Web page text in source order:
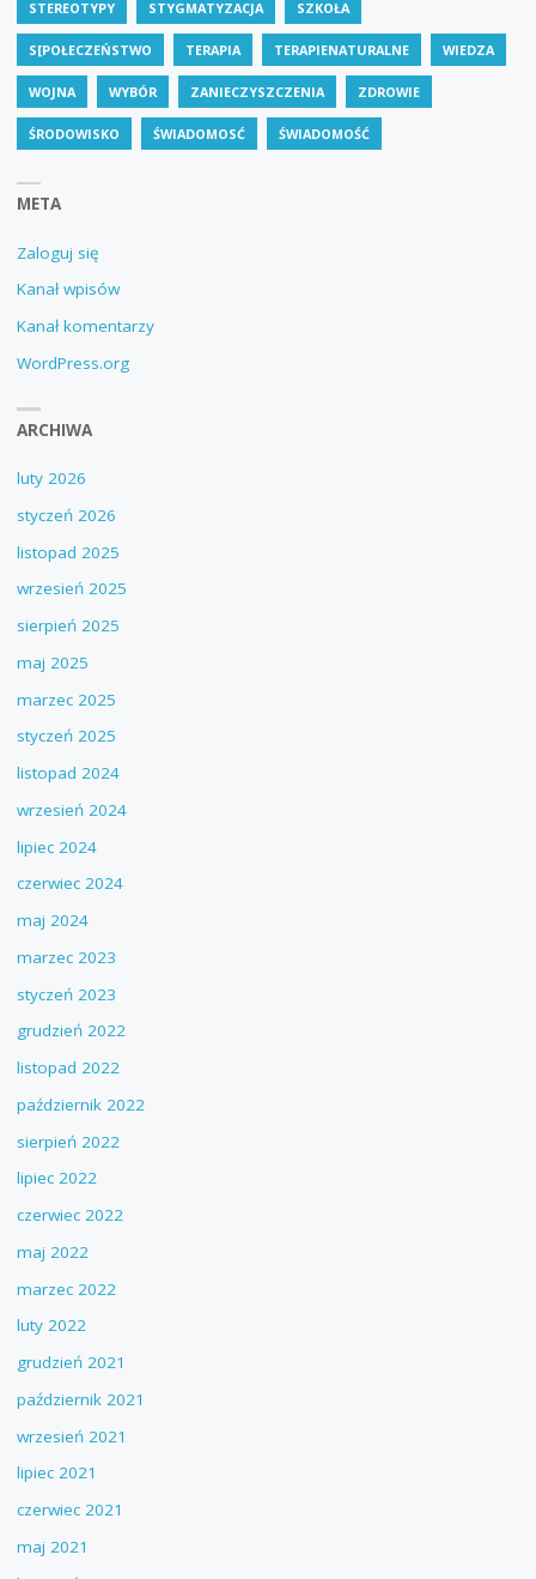
STEREOTYPY STYGMATYZACJA SZKOŁA
S[POŁECZEŃSTWO TERAPIA TERAPIENATURALNE WIEDZA
WOJNA WYBÓR ZANIECZYSZCZENIA ZDROWIE
ŚRODOWISKO ŚWIADOMOSĆ ŚWIADOMOŚĆ
META
Zaloguj się
Kanał wpisów
Kanał komentarzy
WordPress.org
ARCHIWA
luty 2026
styczeń 2026
listopad 2025
wrzesień 2025
sierpień 2025
maj 2025
marzec 2025
styczeń 2025
listopad 2024
wrzesień 2024
lipiec 2024
czerwiec 2024
maj 2024
marzec 2023
styczeń 2023
grudzień 2022
listopad 2022
październik 2022
sierpień 2022
lipiec 2022
czerwiec 2022
maj 2022
marzec 2022
luty 2022
grudzień 2021
październik 2021
wrzesień 2021
lipiec 2021
czerwiec 2021
maj 2021